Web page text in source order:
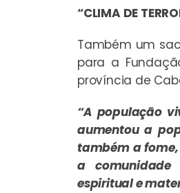
“CLIMA DE
Também um
para a
província de
“A população
aumentou a
também a
a comunidade
espiritual e